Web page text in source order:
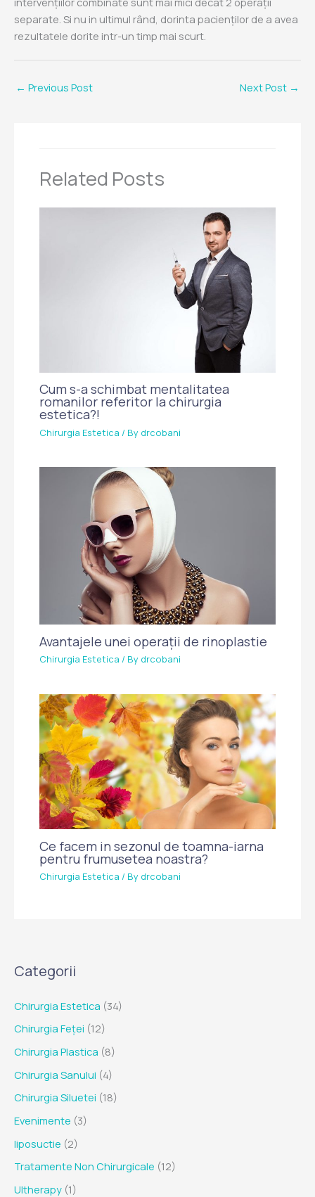
separate. Si nu in ultimul rând, dorinta pacienților de a avea
rezultatele dorite intr-un timp mai scurt.
← Previous Post Next Post →
Related Posts
Cum s-a schimbat mentalitatea
romanilor referitor la chirurgia
estetica?!
Chirurgia Estetica / By drcobani
Avantajele unei operații de rinoplastie
Chirurgia Estetica / By drcobani
Ce facem in sezonul de toamna-iarna
pentru frumusetea noastra?
Chirurgia Estetica / By drcobani
Categorii
Chirurgia Estetica (34)
Chirurgia Feței (12)
Chirurgia Plastica (8)
Chirurgia Sanului (4)
Chirurgia Siluetei (18)
Evenimente (3)
liposuctie (2)
Tratamente Non Chirurgicale (12)
Ultherapy (1)